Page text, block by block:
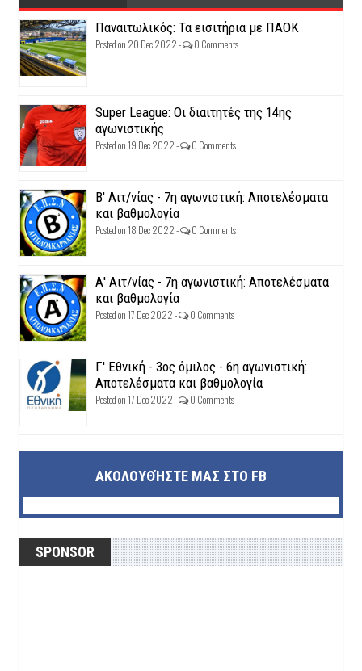
Παναιτωλικός: Τα εισιτήρια με ΠΑΟΚ
Posted on 20 Dec 2022 - 0 Comments
Super League: Οι διαιτητές της 14ης
αγωνιστικής
Posted on 19 Dec 2022 - 0 Comments
Β' Αιτ/νίας - 7η αγωνιστική: Αποτελέσματα
και βαθμολογία
Posted on 18 Dec 2022 - 0 Comments
Α' Αιτ/νίας - 7η αγωνιστική: Αποτελέσματα
και βαθμολογία
Posted on 17 Dec 2022 - 0 Comments
Γ' Εθνική - 3ος όμιλος - 6η αγωνιστική:
Αποτελέσματα και βαθμολογία
Posted on 17 Dec 2022 - 0 Comments
ΑΚΟΛΟΥΘΉΣΤΕ ΜΑΣ ΣΤΟ FB
SPONSOR